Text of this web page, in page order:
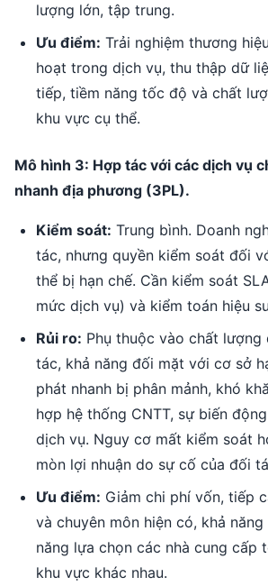
lượng lớn, tập trung.
Ưu điểm: Trải nghiệm thương
hoạt trong dịch vụ, thu thập dữ
tiếp, tiềm năng tốc độ và chất
khu vực cụ thể.
Mô hình 3: Hợp tác với các dịch vụ
nhanh địa phương (3PL).
Kiểm soát: Trung bình. Doanh
tác, nhưng quyền kiểm soát đối
thể bị hạn chế. Cần kiểm soát
mức dịch vụ) và kiểm toán hiệu
Rủi ro: Phụ thuộc vào chất lượng
tác, khả năng đối mặt với cơ sở
phát nhanh bị phân mảnh, khó
hợp hệ thống CNTT, sự biến
dịch vụ. Nguy cơ mất kiểm soát
mòn lợi nhuận do sự cố của đối
Ưu điểm: Giảm chi phí vốn, tiếp
và chuyên môn hiện có, khả
năng lựa chọn các nhà cung cấp
khu vực khác nhau.